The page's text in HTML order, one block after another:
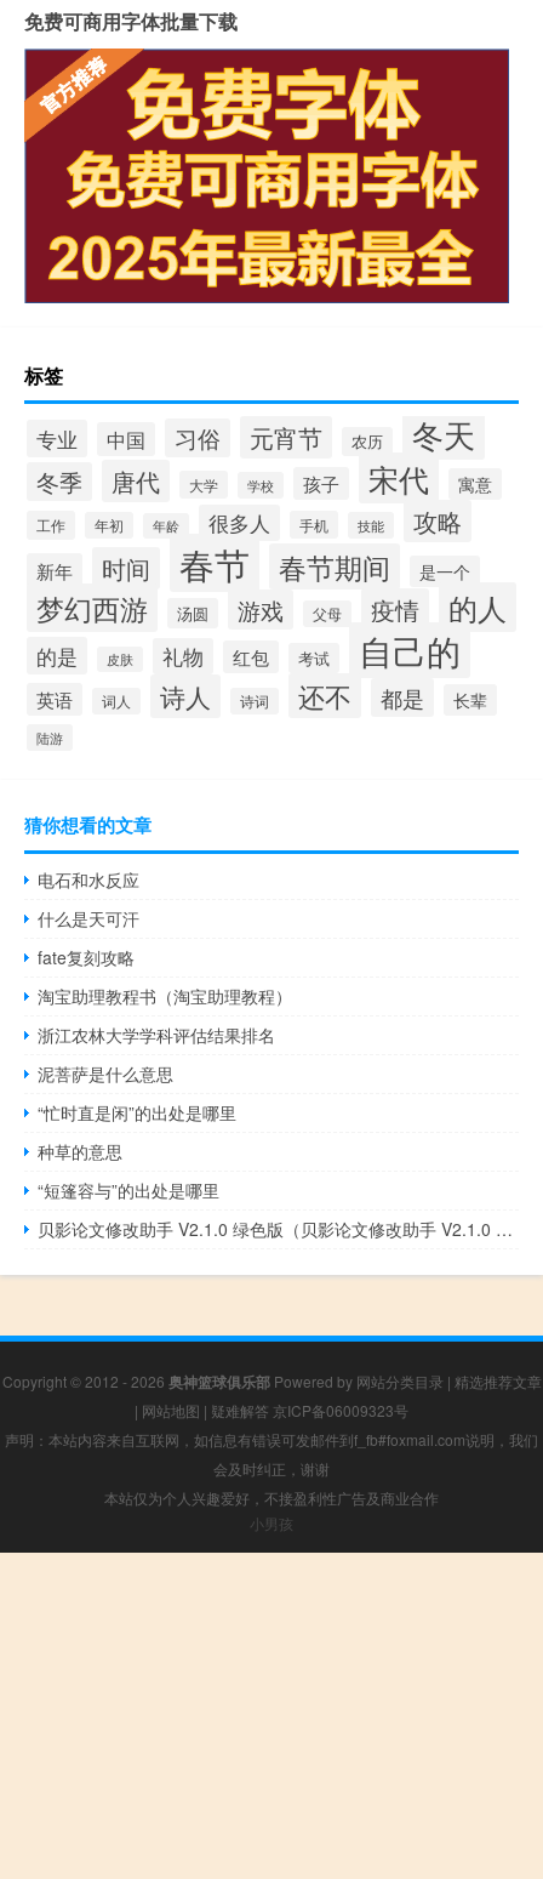
免费可商用字体批量下载
标签
专业 中国 习俗 元宵节 农历 冬天
冬季 唐代 大学 学校 孩子 宋代 寓意
工作 年初 年龄 很多人 手机 技能 攻略
新年 时间 春节 春节期间 是一个
梦幻西游 汤圆 游戏 父母 疫情 的人
的是 皮肤 礼物 红包 考试 自己的
英语 词人 诗人 诗词 还不 都是 长辈
陆游
猜你想看的文章
电石和水反应
什么是天可汗
fate复刻攻略
淘宝助理教程书（淘宝助理教程）
浙江农林大学学科评估结果排名
泥菩萨是什么意思
“忙时直是闲”的出处是哪里
种草的意思
“短篷容与”的出处是哪里
贝影论文修改助手 V2.1.0 绿色版（贝影论文修改助手 V2.1.0 绿色版功能简介）
Copyright © 2012 - 2026 奥神篮球俱乐部Powered by 网站分类目录 | 精选推荐文章
| 网站地图 | 疑难解答 京ICP备06009323号
声明：本站内容来自互联网，如信息有错误可发邮件到f_fb#foxmail.com说明，我们
会及时纠正，谢谢
本站仅为个人兴趣爱好，不接盈利性广告及商业合作
小男孩